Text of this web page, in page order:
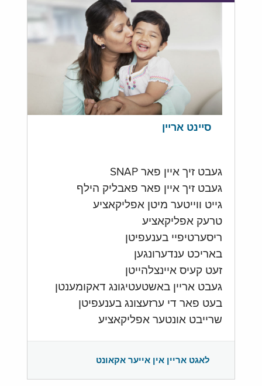
סיינט אריין
געבט זיך איין פאר SNAP
געבט זיך איין פאר פאבליק הילף
גייט ווייטער מיטן אפליקאציע
טרעק אפליקאציע
ריסערטיפיי בענעפיטן
באריכט ענדערונגען
זעט קעיס איינצלהייטן
געבט אריין באשטעטיגונג דאקומענטן
בעט פאר די ערזעצונג בענעפיטן
שרייבט אונטער אפליקאציע
לאגט אריין אין אייער אקאונט